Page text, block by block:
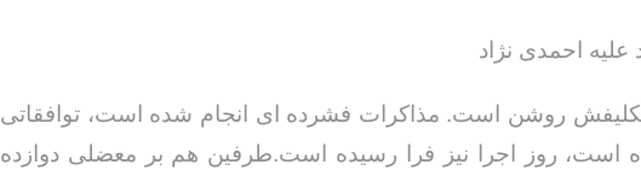
علیه احمدی نژاد
روشن است. مذاکرات فشرده ای انجام شده است، توافقاتی
روز اجرا نیز فرا رسیده است.طرفین هم بر معضلی دوازده